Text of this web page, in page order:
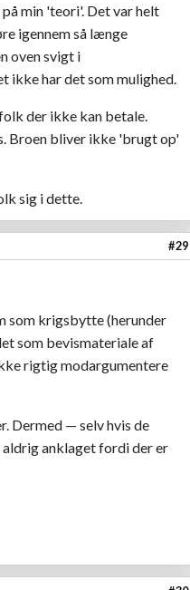
min 'teori'. Det var helt
igennem så længe
oven svigt i
ikke har det som mulighed.
der ikke kan betale.
Broen bliver ikke 'brugt op'
sig i dette.
#29
som krigsbytte (herunder
som bevismateriale af
rigtig modargumentere
Dermed — selv hvis de
anklaget fordi der er